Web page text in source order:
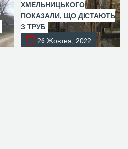
ХМЕЛЬНИЦЬКОГО
ПОКАЗАЛИ, ЩО ДІСТАЮТЬ
З ТРУБ
26 Жовтня, 2022